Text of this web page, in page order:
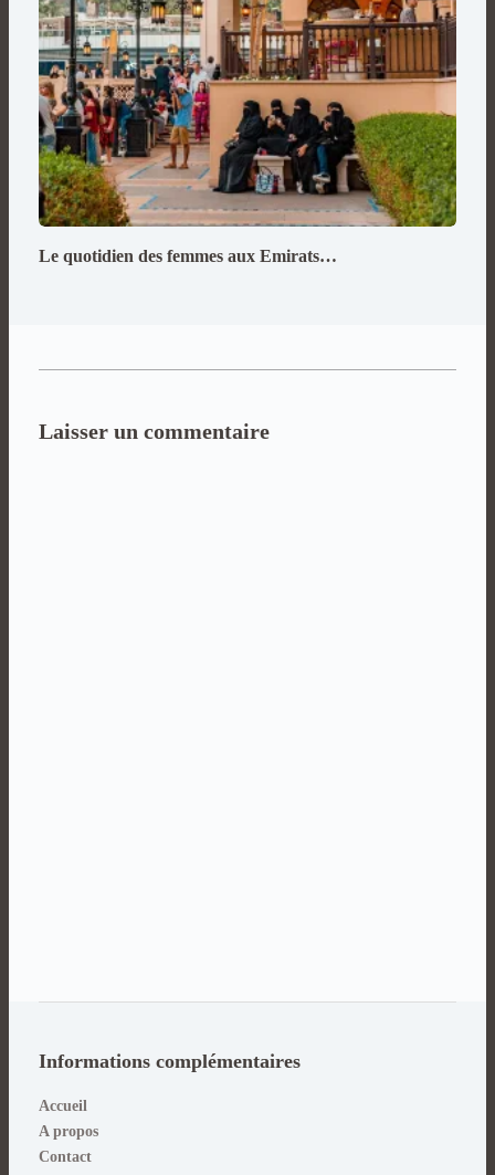
Le quotidien des femmes aux Emirats…
Laisser un commentaire
Informations complémentaires
Accueil
A propos
Contact